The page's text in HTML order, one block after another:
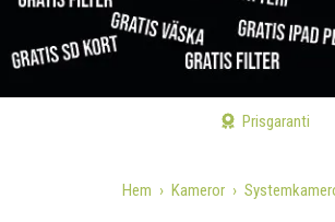
Prisgaranti
Hem Kameror